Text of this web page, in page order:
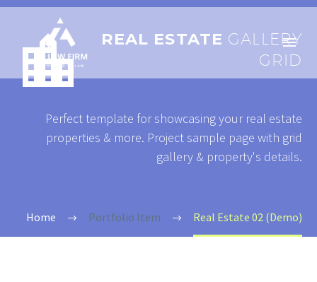

 REAL ESTATE GALLERY
GRID
Perfect template for showcasing your real estate
properties & more. Project sample page with grid
gallery & property's details.
Home Portfolio Item Real Estate 02 (Demo)